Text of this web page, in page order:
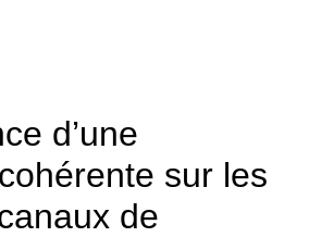
d’une
sur les
de